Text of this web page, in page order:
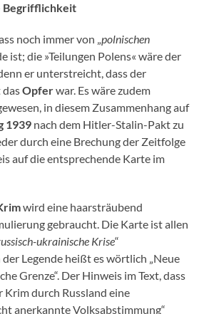
Begrifflichkeit
noch immer von „polnischen
ist; die »Teilungen Polens« wäre der
er unterstreicht, dass der
dasOpferwar. Es wäre zudem
in diesem Zusammenhang auf
1939 nach dem Hitler-Stalin-Pakt zu
durch eine Brechung der Zeitfolge
auf die entsprechende Karte im
wird eine haarsträubend
gebraucht. Die Karte ist allen
ukrainische Krise“
Legende heißt es wörtlich „Neue
Grenze“. Der Hinweis im Text, dass
Krim durch Russland eine
anerkannte Volksabstimmung“